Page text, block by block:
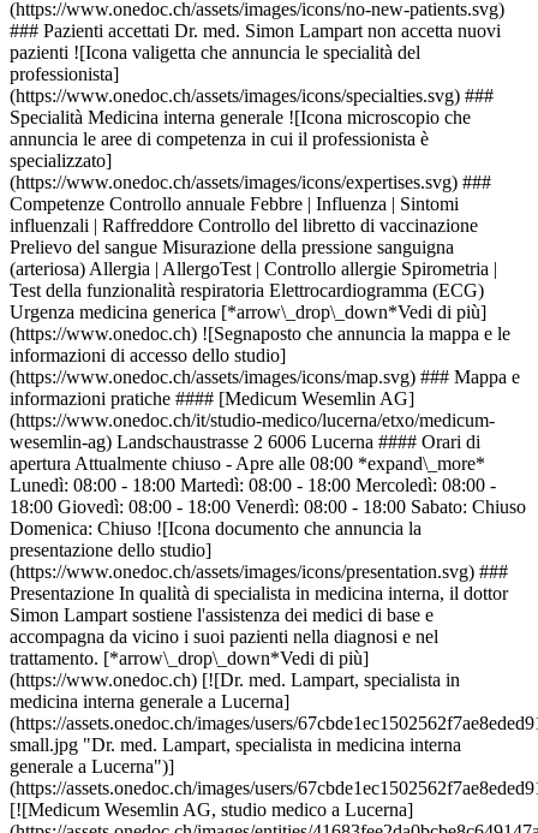
(https://www.onedoc.ch/assets/images/icons/no-new-patients.svg)
### Pazienti accettati Dr. med. Simon Lampart non accetta nuovi
pazienti ![Icona valigetta che annuncia le specialità del
professionista]
(https://www.onedoc.ch/assets/images/icons/specialties.svg) ###
Specialità Medicina interna generale ![Icona microscopio che
annuncia le aree di competenza in cui il professionista è
specializzato]
(https://www.onedoc.ch/assets/images/icons/expertises.svg) ###
Competenze Controllo annuale Febbre | Influenza | Sintomi
influenzali | Raffreddore Controllo del libretto di vaccinazione
Prelievo del sangue Misurazione della pressione sanguigna
(arteriosa) Allergia | AllergoTest | Controllo allergie Spirometria |
Test della funzionalità respiratoria Elettrocardiogramma (ECG)
Urgenza medicina generica [*arrow\_drop\_down*Vedi di più]
(https://www.onedoc.ch) ![Segnaposto che annuncia la mappa e le
informazioni di accesso dello studio]
(https://www.onedoc.ch/assets/images/icons/map.svg) ### Mappa e
informazioni pratiche #### [Medicum Wesemlin AG]
(https://www.onedoc.ch/it/studio-medico/lucerna/etxo/medicum-
wesemlin-ag) Landschaustrasse 2 6006 Lucerna #### Orari di
apertura Attualmente chiuso - Apre alle 08:00 *expand\_more*
Lunedì: 08:00 - 18:00 Martedì: 08:00 - 18:00 Mercoledì: 08:00 -
18:00 Giovedì: 08:00 - 18:00 Venerdì: 08:00 - 18:00 Sabato: Chiuso
Domenica: Chiuso ![Icona documento che annuncia la
presentazione dello studio]
(https://www.onedoc.ch/assets/images/icons/presentation.svg) ###
Presentazione In qualità di specialista in medicina interna, il dottor
Simon Lampart sostiene l'assistenza dei medici di base e
accompagna da vicino i suoi pazienti nella diagnosi e nel
trattamento. [*arrow\_drop\_down*Vedi di più]
(https://www.onedoc.ch) [![Dr. med. Lampart, specialista in
medicina interna generale a Lucerna]
(https://assets.onedoc.ch/images/users/
small.jpg "Dr. med. Lampart, specialista in medicina interna
generale a Lucerna")]
(https://assets.onedoc.ch/images/users/
[![Medicum Wesemlin AG, studio medico a Lucerna]